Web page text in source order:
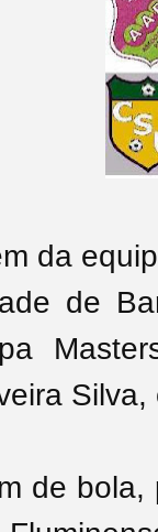
da
de
de bola,